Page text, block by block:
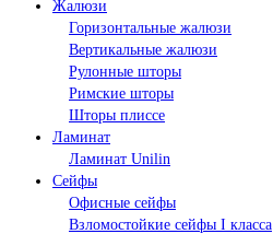
Жалюзи
Горизонтальные жалюзи
Вертикальные жалюзи
Рулонные шторы
Римские шторы
Шторы плиссе
Ламинат
Ламинат Unilin
Сейфы
Офисные сейфы
Взломостойкие сейфы I класса